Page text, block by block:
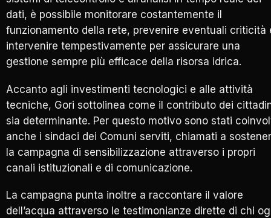
dati, è possibile monitorare costantemente il
funzionamento della rete, prevenire eventuali criticità
intervenire tempestivamente per assicurare una
gestione sempre più efficace della risorsa idrica.
Accanto agli investimenti tecnologici e alle attività
tecniche, Gori sottolinea come il contributo dei
sia determinante. Per questo motivo sono stati
anche i sindaci dei Comuni serviti, chiamati a
la campagna di sensibilizzazione attraverso i propri
canali istituzionali e di comunicazione.
La campagna punta inoltre a raccontare il valore
dell’acqua attraverso le testimonianze dirette di chi